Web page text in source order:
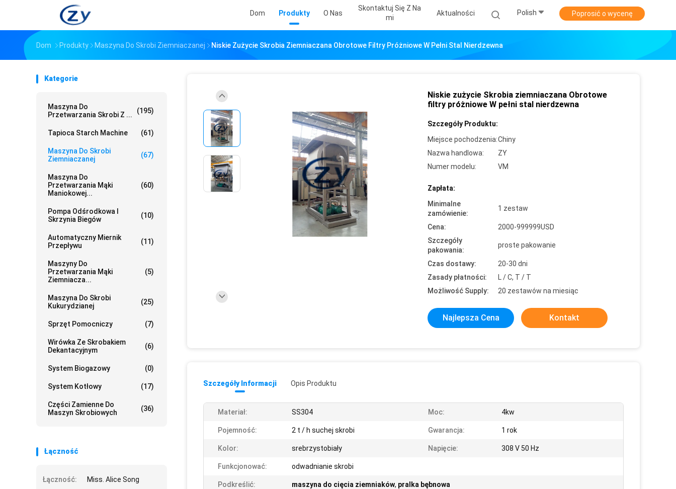
Dom Produkty O Nas
Skontaktuj Się Z Na
Mi
Aktualności Polish Poprosić o wycenę
Dom Produkty Maszyna Do Skrobi Ziemniaczanej Niskie Zużycie Skrobia Ziemniaczana Obrotowe Filtry Próżniowe W Pełni Stal Nierdzewna
Kategorie
Maszyna Do
Przetwarzania Skrobi Z ...
(195)
Tapioca Starch Machine (61)
Maszyna Do Skrobi
Ziemniaczanej
(67)
Maszyna Do
Przetwarzania Mąki
Maniokowej...
(60)
Pompa Odśrodkowa I
Skrzynia Biegów
(10)
Automatyczny Miernik
Przepływu
(11)
Maszyny Do
Przetwarzania Mąki
Ziemniacza...
(5)
Maszyna Do Skrobi
Kukurydzianej
(25)
Sprzęt Pomocniczy (7)
Wirówka Ze Skrobakiem
Dekantacyjnym
(6)
System Biogazowy (0)
System Kotłowy (17)
Części Zamienne Do
Maszyn Skrobiowych
(36)
Łączność
Łączność:
Miss. Alice Song
Niskie zużycie Skrobia ziemniaczana Obrotowe
filtry próżniowe W pełni stal nierdzewna
Szczegóły Produktu:
Miejsce pochodzenia:Chiny
Nazwa handlowa:
ZY
Numer modelu:
VM
Zapłata:
Minimalne
zamówienie:
1 zestaw
Cena:
2000-999999USD
Szczegóły
pakowania:
proste pakowanie
Czas dostawy:
20-30 dni
Zasady płatności:
L / C, T / T
Możliwość Supply:
20 zestawów na miesiąc
Najlepsza Cena Kontakt
Szczegóły Informacji Opis Produktu
Materiał: SS304 Moc: 4kw
Pojemność: 2 t / h suchej skrobi Gwarancja: 1 rok
Kolor: srebrzystobiały Napięcie: 308 V 50 Hz
Funkcjonować: odwadnianie skrobi
Podkreślić: maszyna do cięcia ziemniaków, pralka bębnowa